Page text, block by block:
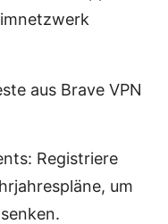
aus Brave VPN
Registriere
um